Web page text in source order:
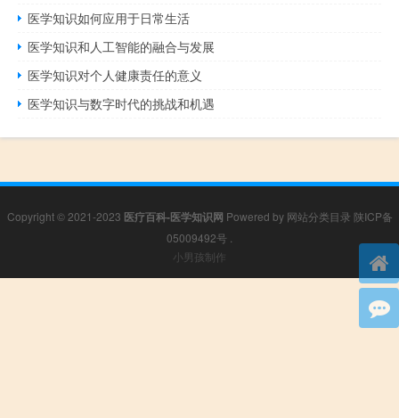
医学知识如何应用于日常生活
医学知识和人工智能的融合与发展
医学知识对个人健康责任的意义
医学知识与数字时代的挑战和机遇
Copyright © 2021-2023 医疗百科-医学知识网 Powered by 网站分类目录 陕ICP备
05009492号
小男孩制作